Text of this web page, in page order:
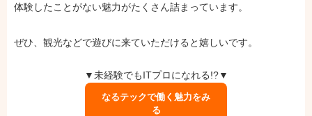
体験したことがない魅力がたくさん詰まっています。
ぜひ、観光などで遊びに来ていただけると嬉しいです。
▼未経験でもITプロになれる!?▼
なるテックで働く魅力をみ
る